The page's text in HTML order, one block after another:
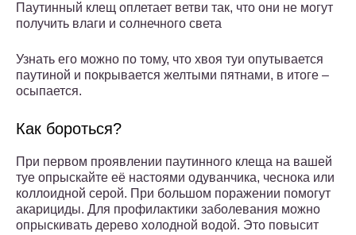
Паутинный клещ оплетает ветви так, что они не могут
получить влаги и солнечного света
Узнать его можно по тому, что хвоя туи опутывается
паутиной и покрывается желтыми пятнами, в итоге –
осыпается.
Как бороться?
При первом проявлении паутинного клеща на вашей
туе опрыскайте её настоями одуванчика, чеснока или
коллоидной серой. При большом поражении помогут
акарициды. Для профилактики заболевания можно
опрыскивать дерево холодной водой. Это повысит